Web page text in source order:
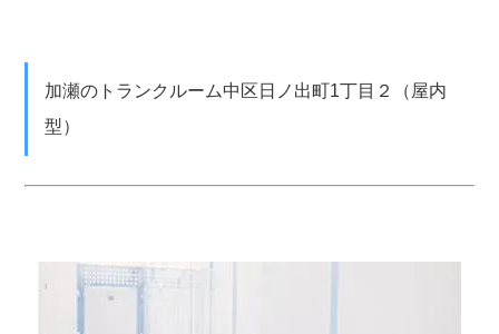
加瀬のトランクルーム中区日ノ出町1丁目２（屋内
型）